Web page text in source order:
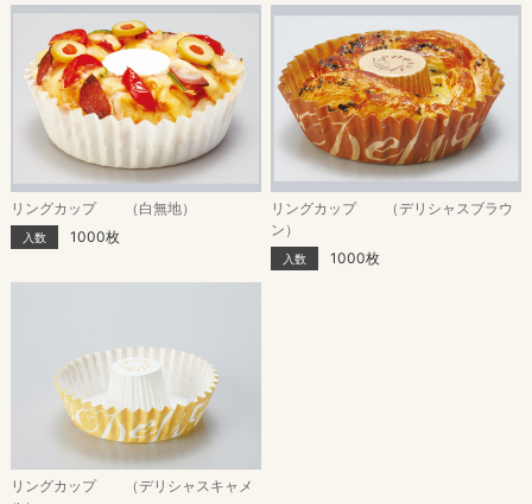
リングカップ （白無地）
入数 1000枚
リングカップ （デリシャスブラウ
ン）
入数 1000枚
リングカップ （デリシャスキャメ